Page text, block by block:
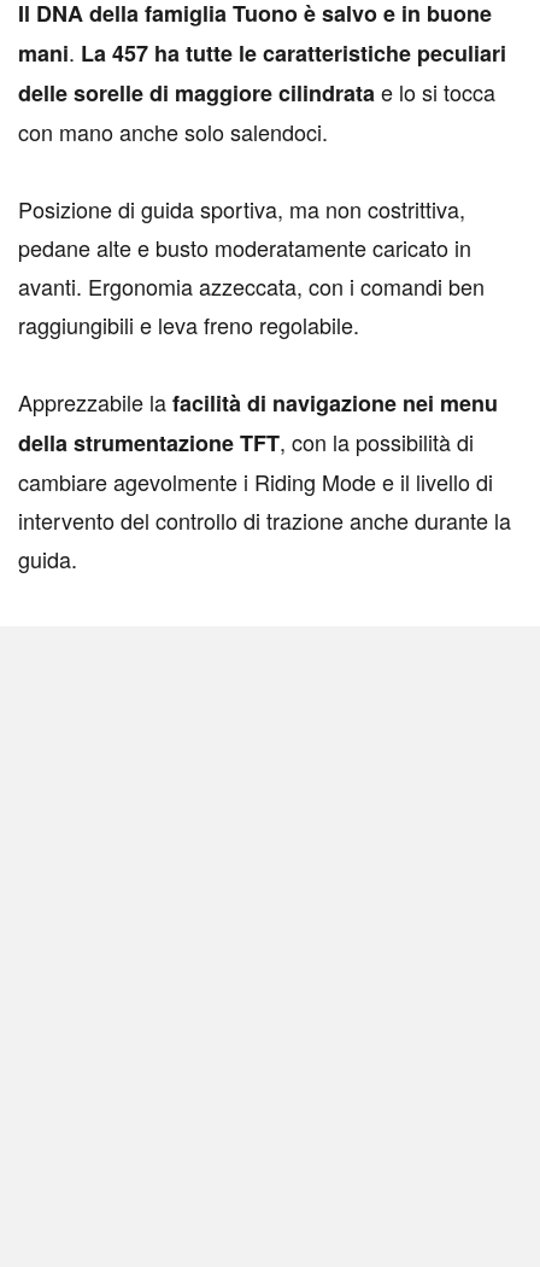
Il DNA della famiglia Tuono è salvo e in buone
mani. La 457 ha tutte le caratteristiche peculiari
delle sorelle di maggiore cilindratae lo si tocca
con mano anche solo salendoci.
Posizione di guida sportiva, ma non costrittiva,
pedane alte e busto moderatamente caricato in
avanti. Ergonomia azzeccata, con i comandi ben
raggiungibili e leva freno regolabile.
Apprezzabile lafacilità di navigazione nei menu
della strumentazione TFT, con la possibilità di
cambiare agevolmente i Riding Mode e il livello di
intervento del controllo di trazione anche durante la
guida.